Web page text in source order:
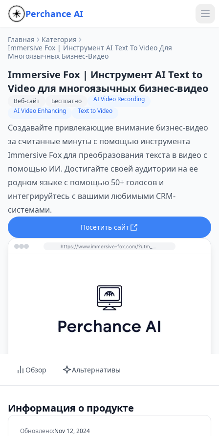
Perchance AI
Главная
Категория
Immersive Fox | Инструмент AI Text To Video Для
Многоязычных Бизнес-Видео
Immersive Fox | Инструмент AI Text to
Video для многоязычных бизнес-видео
Веб-сайт Бесплатно
AI Video Recording
AI Video Enhancing
Text to Video
Создавайте привлекающие внимание бизнес-видео
за считанные минуты с помощью инструмента
Immersive Fox для преобразования текста в видео с
помощью ИИ. Достигайте своей аудитории на ее
родном языке с помощью 50+ голосов и
интегрируйтесь с вашими любимыми CRM-
системами.
Посетить сайт
Обзор Альтернативы
Информация о продукте
Обновлено:Nov 12, 2024